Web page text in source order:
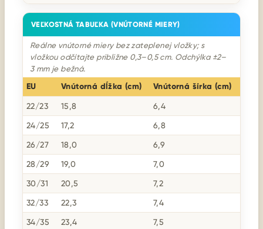
VEĽKOSTNÁ TABUĽKA (VNÚTORNÉ MIERY)
Reálne vnútorné miery bez zateplenej vložky; s
vložkou odčítajte približne 0,3–0,5 cm. Odchýlka ±2–
3 mm je bežná.
EU Vnútorná dĺžka (cm) Vnútorná šírka (cm)
22/23 15,8 6,4
24/25 17,2 6,8
26/27 18,0 6,9
28/29 19,0 7,0
30/31 20,5 7,2
32/33 22,3 7,4
34/35 23,4 7,5